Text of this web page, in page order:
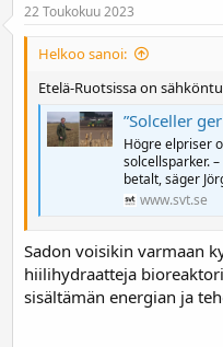
22 Toukokuu 2023
Helkoo sanoi:
Etelä-Ruotsissa on
”Solceller
Högre elpriser
solcellsparker.
betalt, säger
www.svt.se
Sadon voisikin varmaan
hiilihydraatteja
sisältämän energian ja